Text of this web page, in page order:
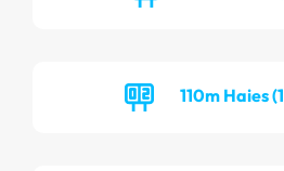
110m Haies